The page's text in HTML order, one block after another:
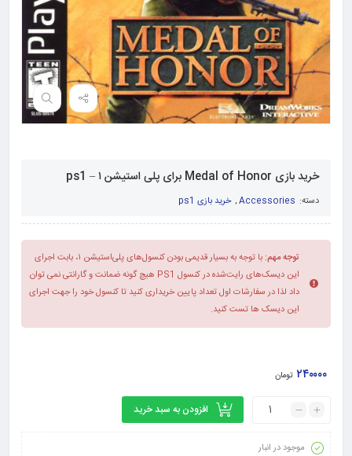
خرید بازی Medal of Honor برای پلی استیشن ۱ – ps1
دسته: Accessories
, خرید بازی ps1
توجه مهم:
با توجه به بسیار قدیمی بودن کنسول‌های پلی‌استیشن ۱، بابت اجرای
این دیسک‌های رایت‌شده در کنسول PS1 هیچ گونه ضمانت و گارانتی نمی توان
داد لذا در سفارشات اول تعداد پایین خریداری کنید تا کنسول خود را جهت اجرای
این دیسک ها تست کنید.
۲۴۰۰۰۰ تومان
افزودن به سبد خرید
موجود در انبار